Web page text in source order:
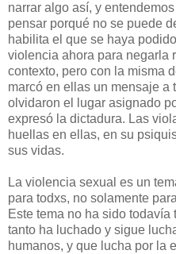
narrar algo así, y
pensar porqué no se puede
habilita el que se haya
violencia ahora para negarla
contexto, pero con la misma
marcó en ellas un mensaje a
olvidaron el lugar asignado
expresó la dictadura. Las
huellas en ellas, en su
sus vidas.
La violencia sexual es un
para todxs, no solamente
Este tema no ha sido
tanto ha luchado y sigue
humanos, y que lucha por la